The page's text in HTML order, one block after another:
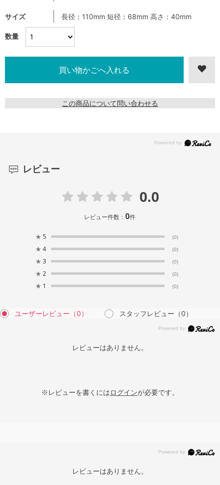
数量
サイズ 長径：110mm 短径：68mm 高さ：40mm
この商品について問い合わせる
レビュー
0.0
レビュー件数：0件
★ 5 (0)
★ 4 (0)
★ 3 (0)
★ 2 (0)
★ 1 (0)
ユーザーレビュー （0） スタッフレビュー （0）
レビューはありません。
※レビューを書くにはログインが必要です。
レビューはありません。